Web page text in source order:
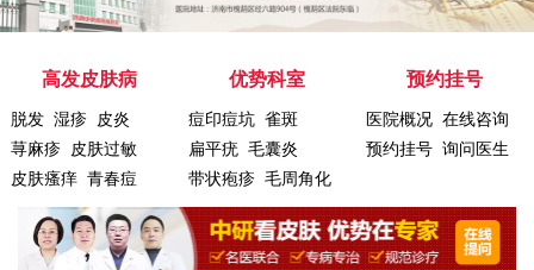
高发皮肤病
脱发 湿疹 皮炎
荨麻疹 皮肤过敏
皮肤瘙痒 青春痘
优势科室
痘印痘坑 雀斑
扁平疣 毛囊炎
带状疱疹 毛周角化
预约挂号
医院概况 在线咨询
预约挂号 询问医生